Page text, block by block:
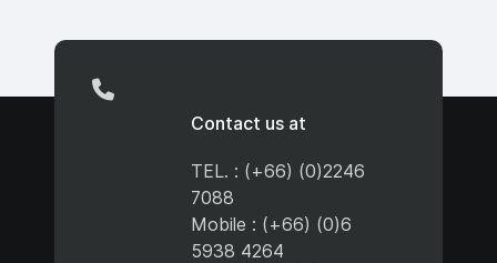
Contact us at
TEL. : (+66) (0)2246
7088
Mobile : (+66) (0)6
5938 4264